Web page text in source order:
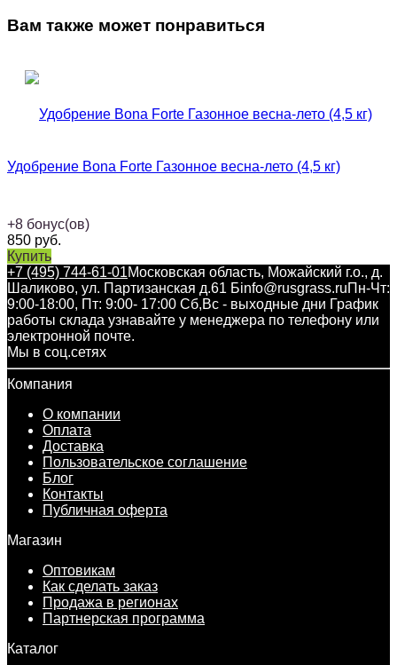
Вам также может понравиться
Удобрение Bona Forte Газонное весна-лето (4,5 кг)
+8 бонус(ов)
850 руб.
Купить
+7 (495) 744-61-01Московская область, Можайский г.о., д.
Шаликово, ул. Партизанская д.61 Бinfo@rusgrass.ruПн-Чт:
9:00-18:00, Пт: 9:00- 17:00 Сб,Вс - выходные дни График
работы склада узнавайте у менеджера по телефону или
электронной почте.
Мы в соц.сетях
Компания
О компании
Оплата
Доставка
Пользовательское соглашение
Блог
Контакты
Публичная оферта
Магазин
Оптовикам
Как сделать заказ
Продажа в регионах
Партнерская программа
Каталог